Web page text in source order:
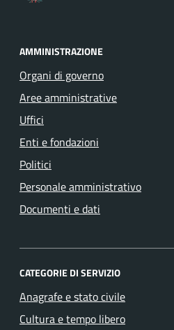
AMMINISTRAZIONE
Organi di governo
Aree amministrative
Uffici
Enti e fondazioni
Politici
Personale amministrativo
Documenti e dati
CATEGORIE DI SERVIZIO
Anagrafe e stato civile
Cultura e tempo libero